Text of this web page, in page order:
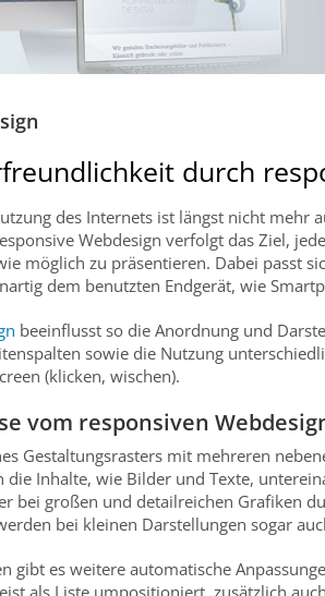
durch
des Internets ist längst nicht mehr
Webdesign verfolgt das Ziel,
möglich zu präsentieren. Dabei passt
dem benutzten Endgerät, wie
beeinflusst so die Anordnung und
sowie die Nutzung
(klicken, wischen).
vom responsiven
Gestaltungsrasters mit mehreren
die Inhalte, wie Bilder und Texte,
bei großen und detailreichen Grafiken
bei kleinen Darstellungen sogar
gibt es weitere automatische
als Liste umpositioniert, zusätzlich